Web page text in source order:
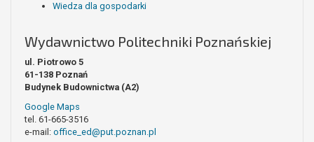
Wiedza dla gospodarki
Wydawnictwo Politechniki Poznańskiej
ul. Piotrowo 5
61-138 Poznań
Budynek Budownictwa (A2)
Google Maps
tel. 61-665-3516
e-mail: office_ed@put.poznan.pl